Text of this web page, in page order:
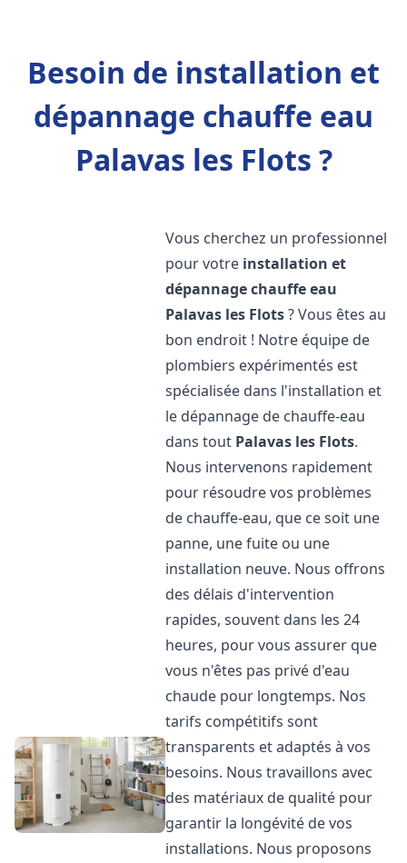
Besoin de installation et
dépannage chauffe eau
Palavas les Flots ?
Vous cherchez un professionnel
pour votre installation et
dépannage chauffe eau
Palavas les Flots? Vous êtes au
bon endroit ! Notre équipe de
plombiers expérimentés est
spécialisée dans l'installation et
le dépannage de chauffe-eau
dans tout Palavas les Flots.
Nous intervenons rapidement
pour résoudre vos problèmes
de chauffe-eau, que ce soit une
panne, une fuite ou une
installation neuve. Nous offrons
des délais d'intervention
rapides, souvent dans les 24
heures, pour vous assurer que
vous n'êtes pas privé d'eau
chaude pour longtemps. Nos
tarifs compétitifs sont
transparents et adaptés à vos
besoins. Nous travaillons avec
des matériaux de qualité pour
garantir la longévité de vos
installations. Nous proposons